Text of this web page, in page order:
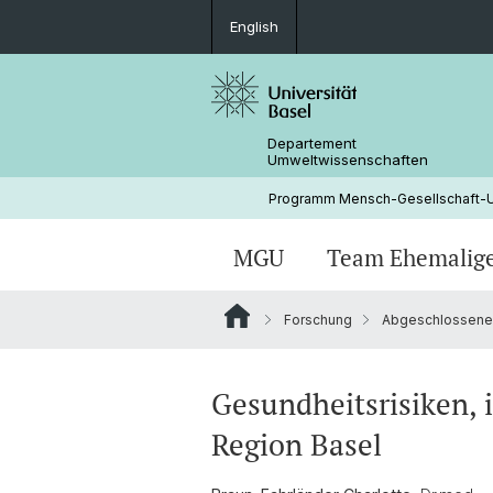
English
Departement
Umweltwissenschaften
Programm Mensch-Gesellschaft-
MGU Team
Endokrin aktive Substanzen
Abgeschlossene Projekte vor
Forschung
Gesundheitsrisiken,
Region Basel